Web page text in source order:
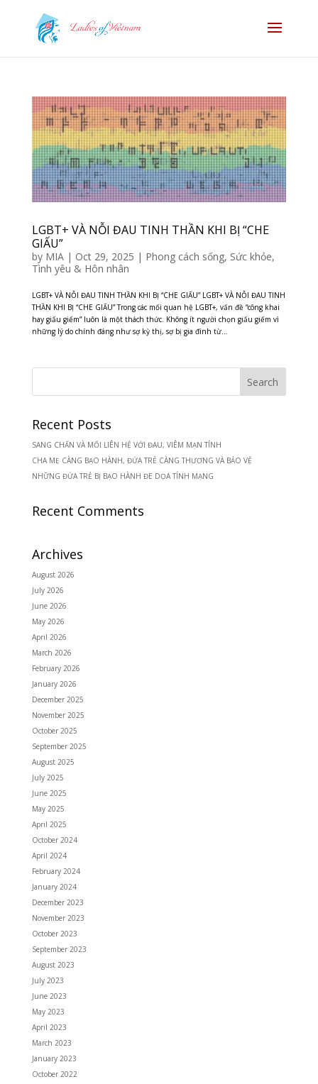
LGBT+ VÀ NỖI ĐAU TINH THẦN KHI BỊ “CHE
GIẤU”
by MIA| Oct 29, 2025 | Phong cách sống, Sức khỏe,
Tình yêu & Hôn nhân
LGBT+ VÀ NỖI ĐAU TINH THẦN KHI BỊ “CHE GIẤU” LGBT+ VÀ NỖI ĐAU TINH
THẦN KHI BỊ “CHE GIẤU” Trong các mối quan hệ LGBT+, vấn đề “công khai
hay giấu giếm” luôn là một thách thức. Không ít người chọn giấu giếm vì
những lý do chính đáng như sợ kỳ thị, sợ bị gia đình từ...
Recent Posts
SANG CHẤN VÀ MỐI LIÊN HỆ VỚI ĐAU, VIÊM MẠN TÍNH
CHA MẸ CÀNG BẠO HÀNH, ĐỨA TRẺ CÀNG THƯƠNG VÀ BẢO VỆ
NHỮNG ĐỨA TRẺ BỊ BẠO HÀNH ĐE DỌA TÍNH MẠNG
Recent Comments
Archives
August 2026
July 2026
June 2026
May 2026
April 2026
March 2026
February 2026
January 2026
December 2025
November 2025
October 2025
September 2025
August 2025
July 2025
June 2025
May 2025
April 2025
October 2024
April 2024
February 2024
January 2024
December 2023
November 2023
October 2023
September 2023
August 2023
July 2023
June 2023
May 2023
April 2023
March 2023
January 2023
October 2022